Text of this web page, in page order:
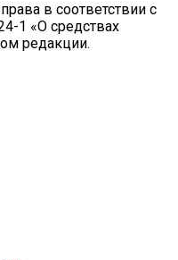
в соответствии с
1 «О средствах
редакции.